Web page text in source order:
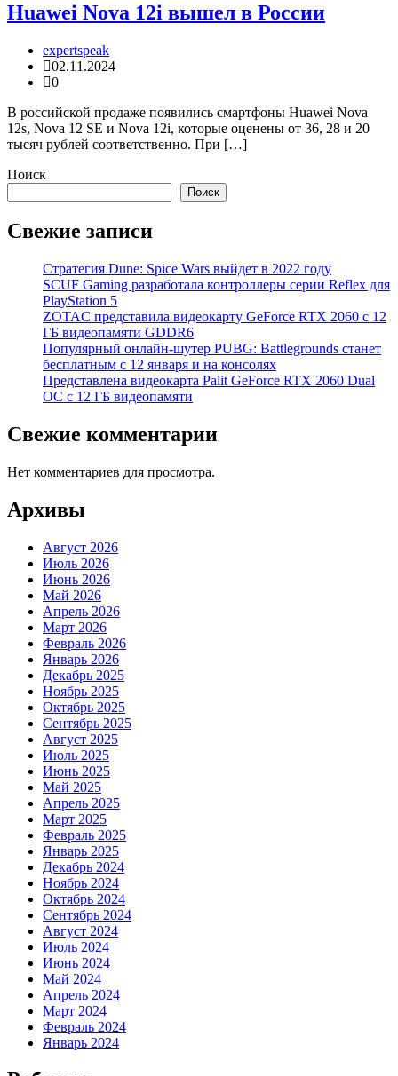
Huawei Nova 12i вышел в России
expertspeak
02.11.2024
0
В российской продаже появились смартфоны Huawei Nova
12s, Nova 12 SE и Nova 12i, которые оценены от 36, 28 и 20
тысяч рублей соответственно. При […]
Поиск
Поиск
Свежие записи
Стратегия Dune: Spice Wars выйдет в 2022 году
SCUF Gaming разработала контроллеры серии Reflex для
PlayStation 5
ZOTAC представила видеокарту GeForce RTX 2060 с 12
ГБ видеопамяти GDDR6
Популярный онлайн-шутер PUBG: Battlegrounds станет
бесплатным с 12 января и на консолях
Представлена видеокарта Palit GeForce RTX 2060 Dual
OC с 12 ГБ видеопамяти
Свежие комментарии
Нет комментариев для просмотра.
Архивы
Август 2026
Июль 2026
Июнь 2026
Май 2026
Апрель 2026
Март 2026
Февраль 2026
Январь 2026
Декабрь 2025
Ноябрь 2025
Октябрь 2025
Сентябрь 2025
Август 2025
Июль 2025
Июнь 2025
Май 2025
Апрель 2025
Март 2025
Февраль 2025
Январь 2025
Декабрь 2024
Ноябрь 2024
Октябрь 2024
Сентябрь 2024
Август 2024
Июль 2024
Июнь 2024
Май 2024
Апрель 2024
Март 2024
Февраль 2024
Январь 2024